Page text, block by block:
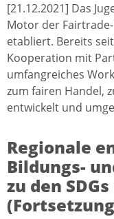
[21.12.2021] Das
Motor der
etabliert. Bereits
Kooperation mit
umfangreiches
zum fairen Handel,
entwickelt und
Regionale
Bildungs-
zu den